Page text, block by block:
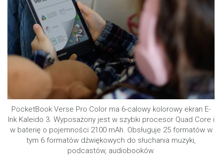
PocketBook Verse Pro Color ma 6-calowy kolorowy ekran E-
Ink Kaleido 3. Wyposażony jest w szybki procesor Quad Core i
w baterię o pojemności 2100 mAh. Obsługuje 25 formatów w
tym 6 formatów dźwiękowych do słuchania muzyki,
podcastów, audiobooków.